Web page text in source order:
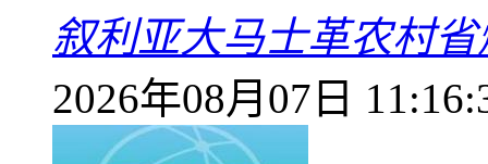
叙利亚大马士革农村
2026年08月07日